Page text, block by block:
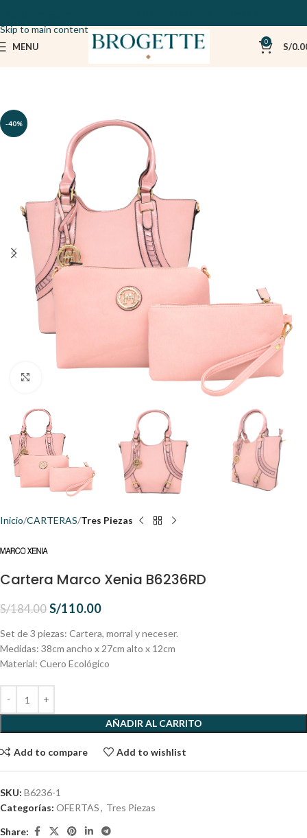
Skip to main content
MENU 0 S/
-40%
Inicio CARTERAS Tres Piezas
Cartera Marco Xenia B6236RD
S/184.00 S/110.00
Set de 3 piezas: Cartera, morral y neceser.
Medidas: 38cm ancho x 27cm alto x 12cm
Material: Cuero Ecológico
AÑADIR AL CARRITO
Add to compare Add to wishlist
SKU: B6236-1
Categorías: OFERTAS, Tres Piezas
Share: